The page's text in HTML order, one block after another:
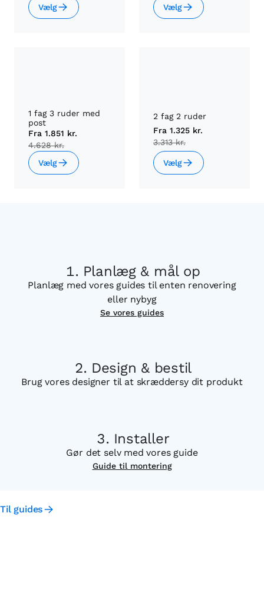
Vælg
Vælg
1 fag 3 ruder med
post
Fra 1.851 kr.
4.628 kr.
Vælg
2 fag 2 ruder
Fra 1.325 kr.
3.313 kr.
Vælg
Planlæg & mål op
Planlæg med vores guides til enten renovering
eller nybyg
Se vores guides
Design & bestil
Brug vores designer til at skræddersy dit produkt
Installer
Gør det selv med vores guide
Guide til montering
Til guides